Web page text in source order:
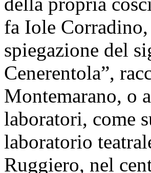
fa Iole
spiegazione del
Cenerentola”,
Montemarano, o
laboratori, come
laboratorio
Ruggiero, nel